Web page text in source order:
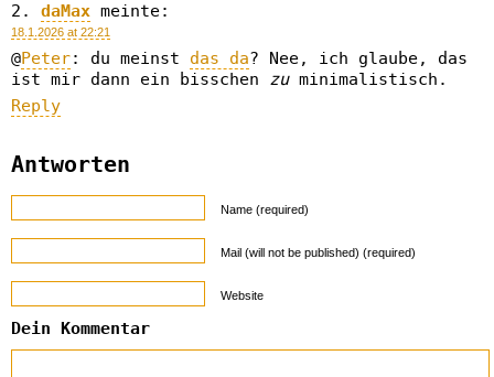
daMax meinte:
18.1.2026 at 22:21
@Peter: du meinst das da? Nee, ich glaube, das
ist mir dann ein bisschen zuminimalistisch.
Reply
Antworten
Name (required)
Mail (will not be published) (required)
Website
Dein Kommentar